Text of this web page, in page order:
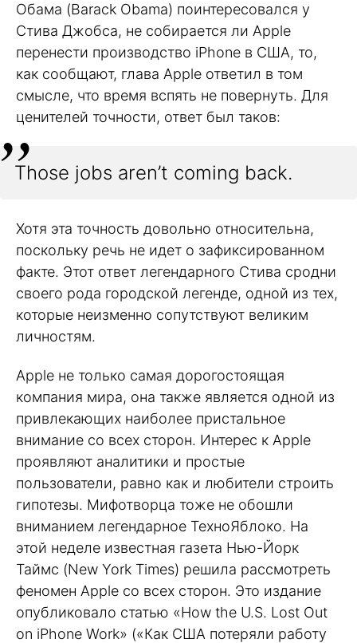
Обама (Barack Obama) поинтересовался у
Стива Джобса, не собирается ли Apple
перенести производство iPhone в США, то,
как сообщают, глава Apple ответил в том
смысле, что время вспять не повернуть. Для
ценителей точности, ответ был таков:
Those jobs aren’t coming back.
Хотя эта точность довольно относительна,
поскольку речь не идет о зафиксированном
факте. Этот ответ легендарного Стива сродни
своего рода городской легенде, одной из тех,
которые неизменно сопутствуют великим
личностям.
Apple не только самая дорогостоящая
компания мира, она также является одной из
привлекающих наиболее пристальное
внимание со всех сторон. Интерес к Apple
проявляют аналитики и простые
пользователи, равно как и любители строить
гипотезы. Мифотворца тоже не обошли
вниманием легендарное ТехноЯблоко. На
этой неделе известная газета Нью-Йорк
Таймс (New York Times) решила рассмотреть
феномен Apple со всех сторон. Это издание
опубликовало статью «How the U.S. Lost Out
on iPhone Work» («Как США потеряли работу